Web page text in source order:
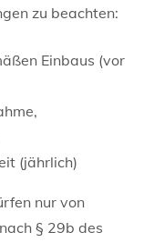
zu beachten:
Einbaus (vor
(jährlich)
nur von
§ 29b des